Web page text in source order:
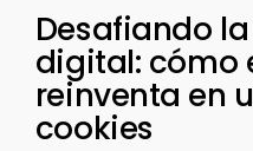
Desafiando
digital: cómo
reinventa en
cookies